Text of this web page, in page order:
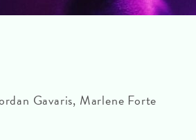
Gavaris, Marlene Forte